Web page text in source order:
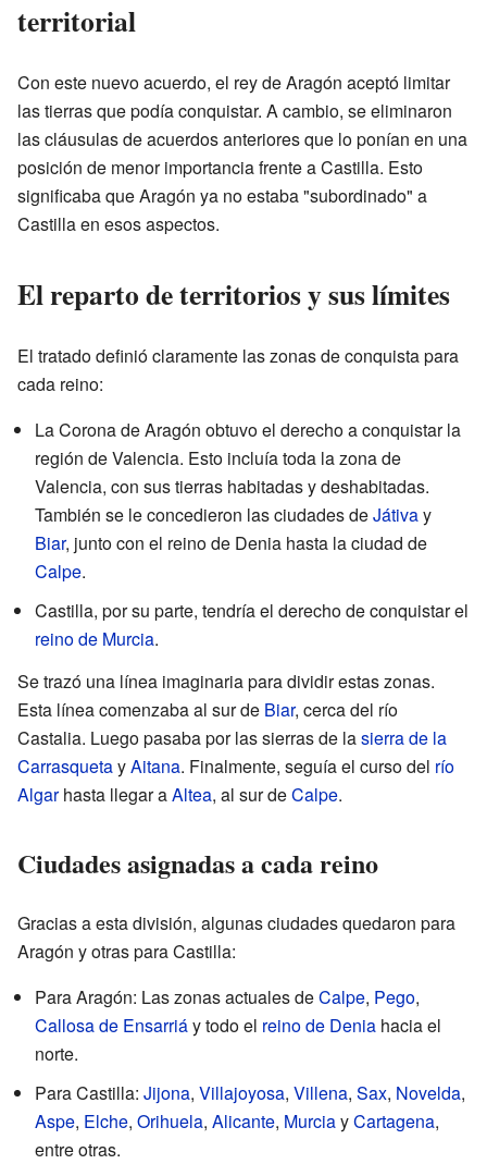
territorial
Con este nuevo acuerdo, el rey de Aragón aceptó limitar
las tierras que podía conquistar. A cambio, se eliminaron
las cláusulas de acuerdos anteriores que lo ponían en una
posición de menor importancia frente a Castilla. Esto
significaba que Aragón ya no estaba "subordinado" a
Castilla en esos aspectos.
El reparto de territorios y sus límites
El tratado definió claramente las zonas de conquista para
cada reino:
La Corona de Aragón obtuvo el derecho a conquistar la
región de Valencia. Esto incluía toda la zona de
Valencia, con sus tierras habitadas y deshabitadas.
También se le concedieron las ciudades deJátivay
Biar, junto con el reino de Denia hasta la ciudad de
Calpe.
Castilla, por su parte, tendría el derecho de conquistar el
reino de Murcia.
Se trazó una línea imaginaria para dividir estas zonas.
Esta línea comenzaba al sur de Biar, cerca del río
Castalia. Luego pasaba por las sierras de lasierra de la
CarrasquetayAitana. Finalmente, seguía el curso del río
Algarhasta llegar aAltea, al sur deCalpe.
Ciudades asignadas a cada reino
Gracias a esta división, algunas ciudades quedaron para
Aragón y otras para Castilla:
Para Aragón: Las zonas actuales deCalpe, Pego,
Callosa de Ensarriáy todo el reino de Denia hacia el
norte.
Para Castilla: Jijona, Villajoyosa, Villena, Sax, Novelda,
Aspe, Elche, Orihuela, Alicante, MurciayCartagena,
entre otras.